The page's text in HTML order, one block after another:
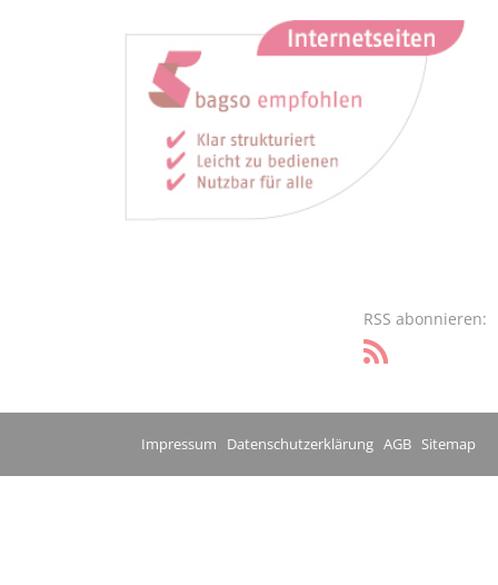
RSS abonnieren:
Impressum Datenschutzerklärung AGB Sitemap